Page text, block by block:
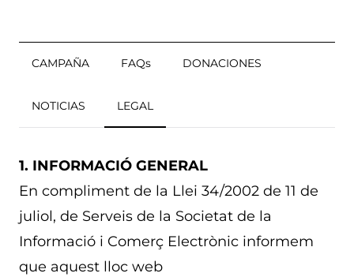
CAMPAÑA FAQs DONACIONES
NOTICIAS LEGAL
1. INFORMACIÓ GENERAL
En compliment de la Llei 34/2002 de 11 de
juliol, de Serveis de la Societat de la
Informació i Comerç Electrònic informem
que aquest lloc web